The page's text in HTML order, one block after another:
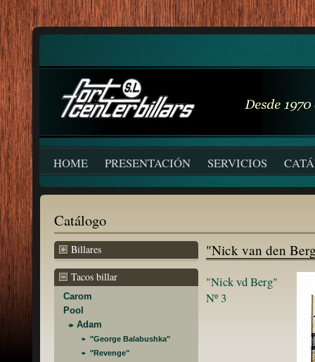
HOME PRESENTACIÓN SERVICIOS
Catálogo
Billares
Tacos billar
Carom
Pool
Adam
"George Balabushka"
"Revenge"
"Nick van den
"Nick vd Berg"
Nº 3